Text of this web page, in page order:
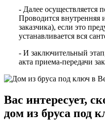
- Далее осуществляется
Проводится
заказчика), если это
устанавливается вся
- И заключительный
акта приема-передачи
Вас интересует,
дом из бруса под